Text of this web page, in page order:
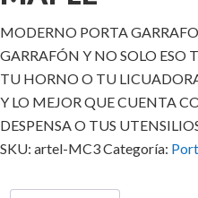
MODERNO PORTA
GARRAFÓN Y NO SOLO ESO
TU HORNO O TU
Y LO MEJOR QUE CUENTA
DESPENSA O TUS
SKU: artel-MC3Categoría: